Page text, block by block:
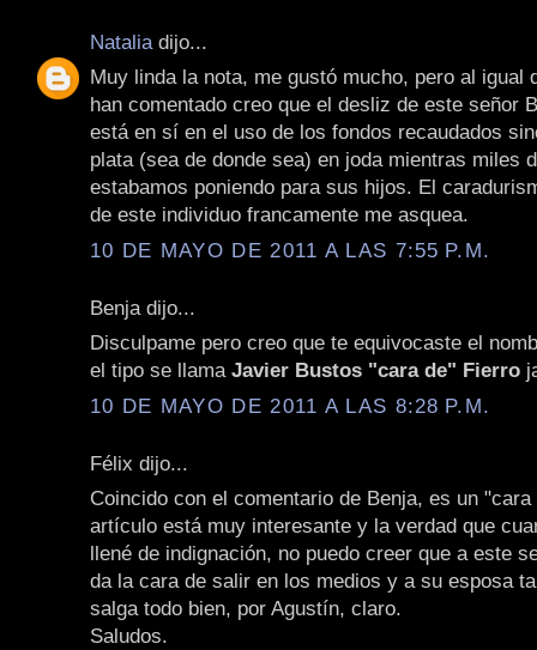
Natalia dijo...
Muy linda la nota, me gustó mucho, pero al igual
han comentado creo que el desliz de este señor
está en sí en el uso de los fondos recaudados
plata (sea de donde sea) en joda mientras miles
estabamos poniendo para sus hijos. El
de este individuo francamente me asquea.
10 DE MAYO DE 2011 A LAS 7:55 P.M.
Benja dijo...
Disculpame pero creo que te equivocaste el
el tipo se llama Javier Bustos "cara de" Fierro
10 DE MAYO DE 2011 A LAS 8:28 P.M.
Félix dijo...
Coincido con el comentario de Benja, es un
artículo está muy interesante y la verdad que
llené de indignación, no puedo creer que a este
da la cara de salir en los medios y a su esposa
salga todo bien, por Agustín, claro.
Saludos.